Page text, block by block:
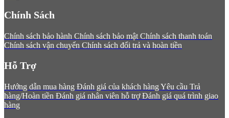
Chính Sách
Chính sách bảo hành Chính sách bảo mật Chính sách thanh toán
Chính sách vận chuyển Chính sách đổi trả và hoàn tiền
Hỗ Trợ
Hướng dẫn mua hàng Đánh giá của khách hàng Yêu cầu Trả
hàng/Hoàn tiền Đánh giá nhân viên hỗ trợ Đánh giá quá trình giao
hàng